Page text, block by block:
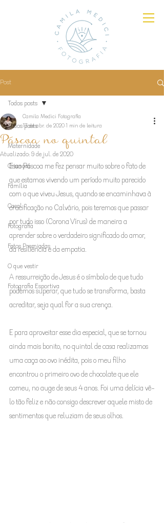
Post
Todos posts
Maternidade
Crianças
Família
Casal
Fotografia
Fotos Premiadas
O que vestir
Fotografia Esportiva
Todos posts
Páscoa no quintal
Camila Medici Fotografia
17 de abr. de 2020 1 min de leitura
Atualizado: 9 de jul. de 2020
Essa Páscoa me fez pensar muito sobre o fato de
que estamos vivendo um período muito parecido
com o que viveu Jesus, quando se encaminhava à
crucificação no Calvário, pois teremos que passar
por tudo isso (Corona Vírus) de maneira a
aprender sobre o verdadeiro significado do amor,
da resiliência e da empatia.
A ressurreição de Jesus é o símbolo de que tudo
podemos superar, que tudo se transforma, basta
acreditar, seja qual for a sua crença.
E para aproveitar esse dia especial, que se tornou
ainda mais bonito, no quintal de casa realizamos
uma caça ao ovo inédita, pois o meu filho
encontrou o primeiro ovo de chocolate que ele
comeu, no auge de seus 4 anos. Foi uma delícia vê-
lo tão feliz e não consigo descrever aquele misto de
sentimentos que reluziam de seus olhos.